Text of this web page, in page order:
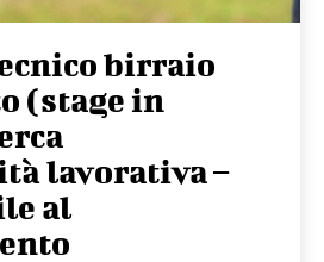
birraio
(stage in
lavorativa –
al